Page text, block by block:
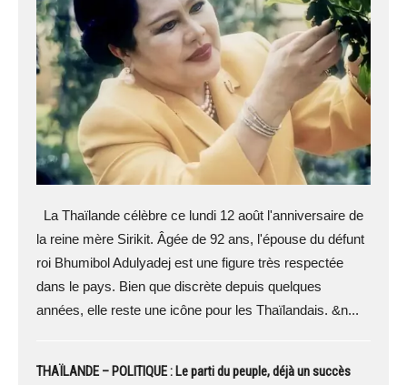
La Thaïlande célèbre ce lundi 12 août l'anniversaire de
la reine mère Sirikit. Âgée de 92 ans, l'épouse du défunt
roi Bhumibol Adulyadej est une figure très respectée
dans le pays. Bien que discrète depuis quelques
années, elle reste une icône pour les Thaïlandais. &n...
THAÏLANDE – POLITIQUE : Le parti du peuple, déjà un succès